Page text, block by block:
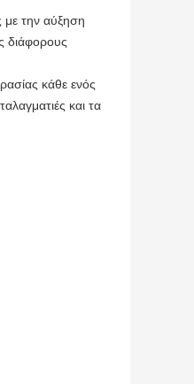
με την αύξηση
διάφορους
κάθε ενός
και τα